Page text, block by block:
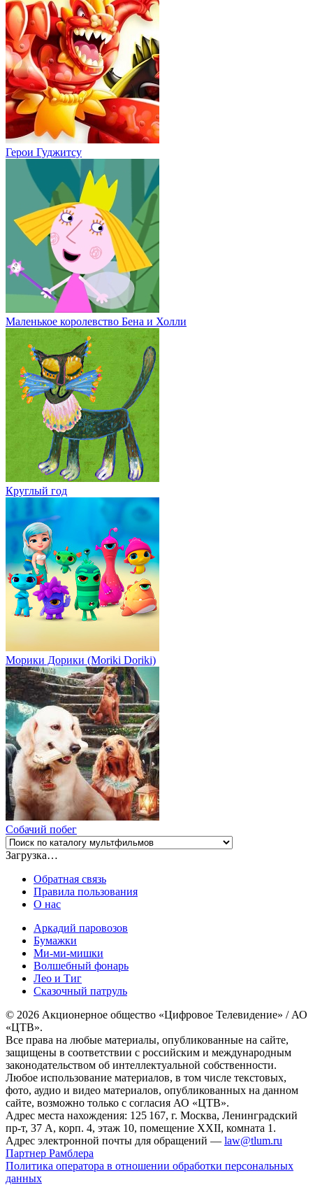
Герои Гуджитсу
Маленькое королевство Бена и Холли
Круглый год
Морики Дорики (Moriki Doriki)
Собачий побег
Загрузка…
Обратная связь
Правила пользования
О нас
Аркадий паровозов
Бумажки
Ми-ми-мишки
Волшебный фонарь
Лео и Тиг
Сказочный патруль
© 2026 Акционерное общество «Цифровое Телевидение» / АО
«ЦТВ».
Все права на любые материалы, опубликованные на сайте,
защищены в соответствии с российским и международным
законодательством об интеллектуальной собственности.
Любое использование материалов, в том числе текстовых,
фото, аудио и видео материалов, опубликованных на данном
сайте, возможно только с согласия АО «ЦТВ».
Адрес места нахождения: 125 167, г. Москва, Ленинградский
пр-т, 37 А, корп. 4, этаж 10, помещение XXII, комната 1.
Адрес электронной почты для обращений — law@tlum.ru
Партнер Рамблера
Политика оператора в отношении обработки персональных
данных